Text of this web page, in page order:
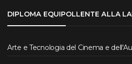
DIPLOMA EQUIPOLLENTE ALLA
Arte e Tecnologia del Cinema e